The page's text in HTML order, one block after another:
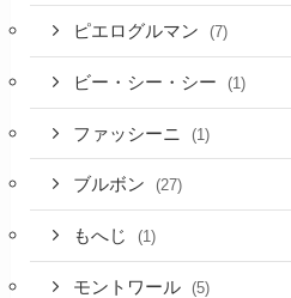
ピエログルマン (7)
ビー・シー・シー (1)
ファッシーニ (1)
ブルボン (27)
もへじ (1)
モントワール (5)